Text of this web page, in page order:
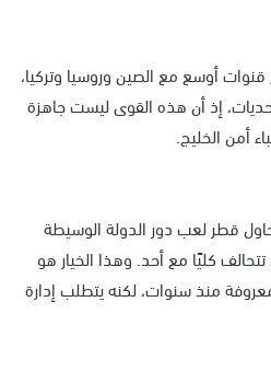
أوسع مع الصين وروسيا وتركيا،
إذ أن هذه القوى ليست جاهزة
أمن الخليج.
قطر لعب دور الدولة الوسيطة
كليًا مع أحد. وهذا الخيار هو
منذ سنوات، لكنه يتطلب إدارة